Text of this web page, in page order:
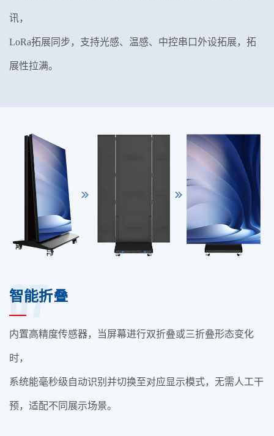
讯，
LoRa拓展同步，支持光感、温感、中控串口外设拓展，拓
展性拉满。
智能折叠
07
内置高精度传感器，当屏幕进行双折叠或三折叠形态变化
时，
系统能毫秒级自动识别并切换至对应显示模式，无需人工干
预，适配不同展示场景。